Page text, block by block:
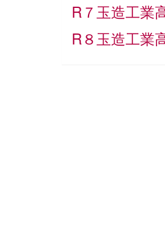
R７玉造工業
R８玉造工業